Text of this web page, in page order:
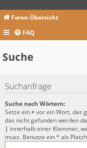
Foren-Übersicht
FAQ
Suche
Suchanfrage
Suche nach Wörtern:
Setze ein+vor ein Wort, das
das nicht gefunden werden
| innerhalb einer Klammer,
muss. Benutze ein * als